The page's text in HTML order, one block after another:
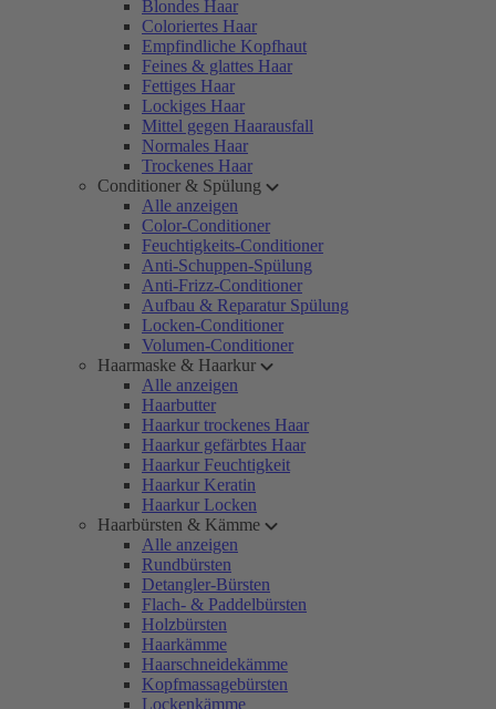
Blondes Haar
Coloriertes Haar
Empfindliche Kopfhaut
Feines & glattes Haar
Fettiges Haar
Lockiges Haar
Mittel gegen Haarausfall
Normales Haar
Trockenes Haar
Conditioner & Spülung
Alle anzeigen
Color-Conditioner
Feuchtigkeits-Conditioner
Anti-Schuppen-Spülung
Anti-Frizz-Conditioner
Aufbau & Reparatur Spülung
Locken-Conditioner
Volumen-Conditioner
Haarmaske & Haarkur
Alle anzeigen
Haarbutter
Haarkur trockenes Haar
Haarkur gefärbtes Haar
Haarkur Feuchtigkeit
Haarkur Keratin
Haarkur Locken
Haarbürsten & Kämme
Alle anzeigen
Rundbürsten
Detangler-Bürsten
Flach- & Paddelbürsten
Holzbürsten
Haarkämme
Haarschneidekämme
Kopfmassagebürsten
Lockenkämme